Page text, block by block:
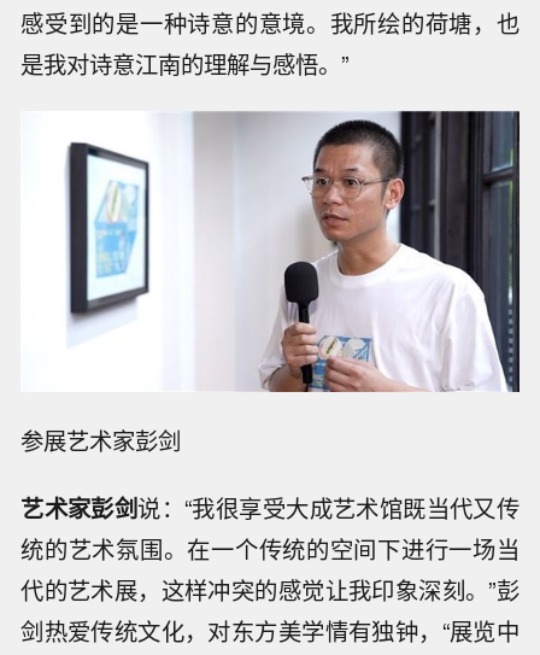
感受到的是一种诗意的意境。我所绘的荷塘，也
是我对诗意江南的理解与感悟。”
参展艺术家彭剑
艺术家彭剑说：“我很享受大成艺术馆既当代又传
统的艺术氛围。在一个传统的空间下进行一场当
代的艺术展，这样冲突的感觉让我印象深刻。”彭
剑热爱传统文化，对东方美学情有独钟，“展览中